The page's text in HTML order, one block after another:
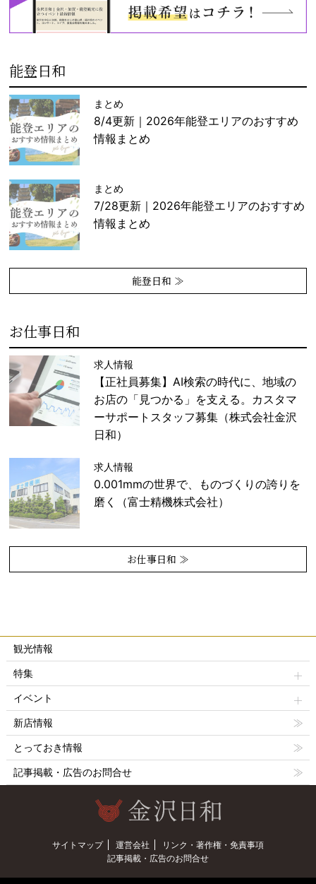
能登日和
まとめ
8/4更新｜2026年能登エリアのおすすめ
情報まとめ
まとめ
7/28更新｜2026年能登エリアのおすすめ
情報まとめ
能登日和 ≫
お仕事日和
求人情報
【正社員募集】AI検索の時代に、地域の
お店の「見つかる」を支える。カスタマ
ーサポートスタッフ募集（株式会社金沢
日和）
求人情報
0.001mmの世界で、ものづくりの誇りを
磨く（富士精機株式会社）
お仕事日和 ≫
観光情報
特集
イベント
新店情報
とっておき情報
記事掲載・広告のお問合せ
サイトマップ 運営会社
リンク・著作権・免責事項
記事掲載・広告のお問合せ